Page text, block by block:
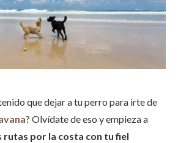
que dejar a tu perro para irte de
? Olvídate de eso y empieza a
rutas por la costa con tu fiel